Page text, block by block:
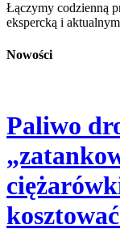
Łączymy codzienną
ekspercką i
Nowości
Paliwo